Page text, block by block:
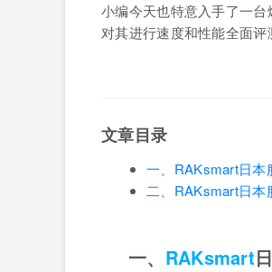
小编今天也特意入手了一台
对其进行速度和性能全面评
文章目录
一、RAKsmart日本
二、RAKsmart日本
一、 RAKsmart